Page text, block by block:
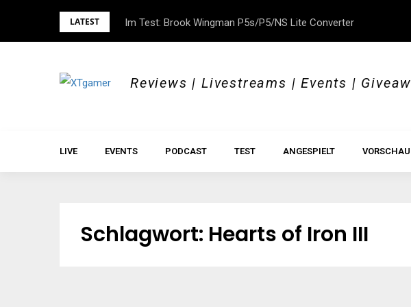
LATEST Im Test: Brook Wingman P5s/P5/NS Lite Converter
DOK.fest München 2026 – Empowered, HerStory, Beyond
Reviews | Livestreams | Events |
LIVE EVENTS PODCAST TEST ANGESPIELT VORSCHAU
Schlagwort: Hearts of Iron III